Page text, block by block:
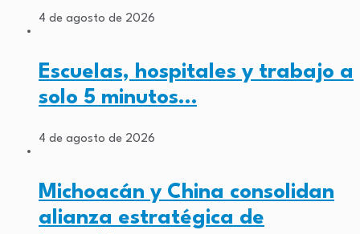
4 de agosto de 2026
Escuelas, hospitales y trabajo a
solo 5 minutos…
4 de agosto de 2026
Michoacán y China consolidan
alianza estratégica de